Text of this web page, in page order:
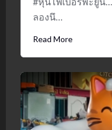
ลองนึ…
Read More